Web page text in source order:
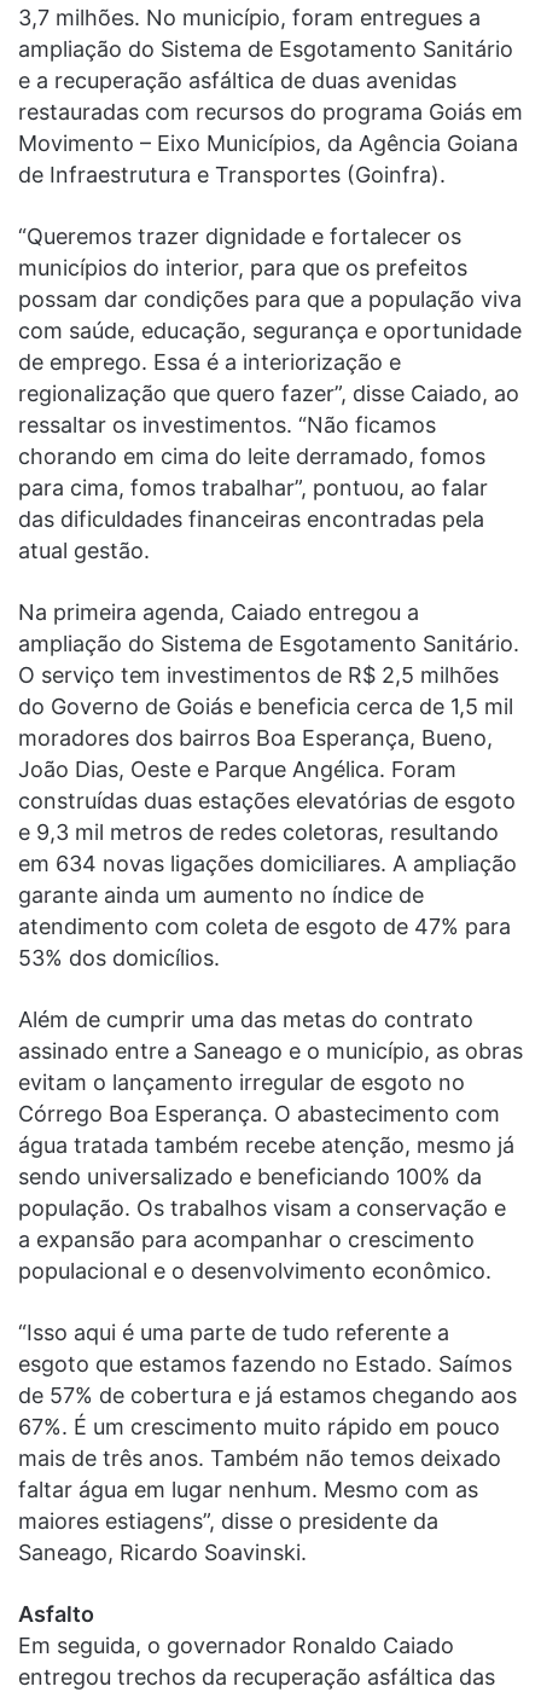
3,7 milhões. No município, foram entregues a
ampliação do Sistema de Esgotamento Sanitário
e a recuperação asfáltica de duas avenidas
restauradas com recursos do programa Goiás em
Movimento – Eixo Municípios, da Agência Goiana
de Infraestrutura e Transportes (Goinfra).
“Queremos trazer dignidade e fortalecer os
municípios do interior, para que os prefeitos
possam dar condições para que a população viva
com saúde, educação, segurança e oportunidade
de emprego. Essa é a interiorização e
regionalização que quero fazer”, disse Caiado, ao
ressaltar os investimentos. “Não ficamos
chorando em cima do leite derramado, fomos
para cima, fomos trabalhar”, pontuou, ao falar
das dificuldades financeiras encontradas pela
atual gestão.
Na primeira agenda, Caiado entregou a
ampliação do Sistema de Esgotamento Sanitário.
O serviço tem investimentos de R$ 2,5 milhões
do Governo de Goiás e beneficia cerca de 1,5 mil
moradores dos bairros Boa Esperança, Bueno,
João Dias, Oeste e Parque Angélica. Foram
construídas duas estações elevatórias de esgoto
e 9,3 mil metros de redes coletoras, resultando
em 634 novas ligações domiciliares. A ampliação
garante ainda um aumento no índice de
atendimento com coleta de esgoto de 47% para
53% dos domicílios.
Além de cumprir uma das metas do contrato
assinado entre a Saneago e o município, as obras
evitam o lançamento irregular de esgoto no
Córrego Boa Esperança. O abastecimento com
água tratada também recebe atenção, mesmo já
sendo universalizado e beneficiando 100% da
população. Os trabalhos visam a conservação e
a expansão para acompanhar o crescimento
populacional e o desenvolvimento econômico.
“Isso aqui é uma parte de tudo referente a
esgoto que estamos fazendo no Estado. Saímos
de 57% de cobertura e já estamos chegando aos
67%. É um crescimento muito rápido em pouco
mais de três anos. Também não temos deixado
faltar água em lugar nenhum. Mesmo com as
maiores estiagens”, disse o presidente da
Saneago, Ricardo Soavinski.
Asfalto
Em seguida, o governador Ronaldo Caiado
entregou trechos da recuperação asfáltica das